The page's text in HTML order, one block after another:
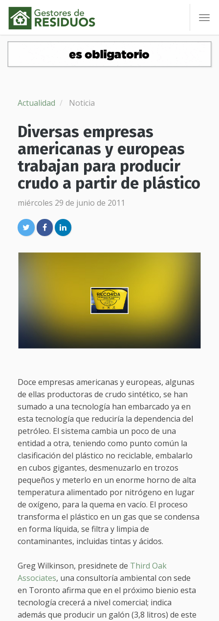
Actualidad Noticia
Diversas empresas
americanas y europeas
trabajan para producir
crudo a partir de plástico
miércoles 29 de junio de 2011
Doce empresas americanas y europeas, algunas
de ellas productoras de crudo sintético, se han
sumado a una tecnología han embarcado ya en
esta tecnología que reduciría la dependencia del
petróleo. El sistema cambia un poco de una
entidad a otra, teniendo como punto común la
clasificación del plástico no reciclable, embalarlo
en cubos gigantes, desmenuzarlo en trozos
pequeños y meterlo en un enorme horno de alta
temperatura alimentado por nitrógeno en lugar
de oxígeno, para la quema en vacío. El proceso
transforma el plástico en un gas que se condensa
en forma líquida, se filtra y limpia de
contaminantes, incluidas tintas y ácidos.
Greg Wilkinson, presidnete de Third Oak
Associates, una consultoría ambiental con sede
en Toronto afirma que en el próximo bienio esta
tecnología crecerá a nivel comercial; indica
además que producir un galón (3,8 litros) de este